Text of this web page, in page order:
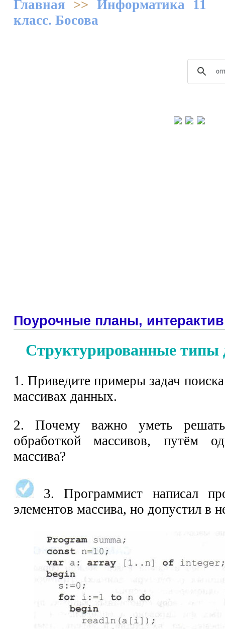
Главная >> Информатика 11
класс. Босова
Поурочные планы, интерактив
Структурированные
1. Приведите примеры задач
массивах данных.
2. Почему важно уметь
обработкой массивов, путём
массива?
3. Программист написал
элементов массива, но допустил в